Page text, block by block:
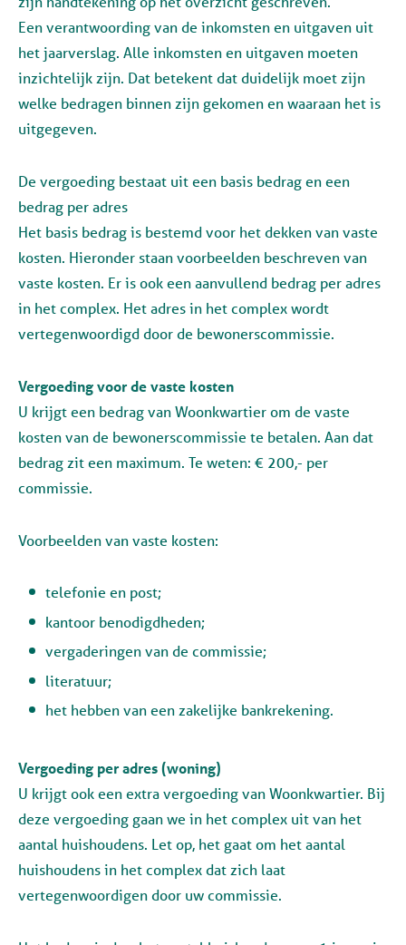
Een verantwoording van de inkomsten en uitgaven uit
het jaarverslag. Alle inkomsten en uitgaven moeten
inzichtelijk zijn. Dat betekent dat duidelijk moet zijn
welke bedragen binnen zijn gekomen en waaraan het is
uitgegeven.
De vergoeding bestaat uit een basis bedrag en een
bedrag per adres
Het basis bedrag is bestemd voor het dekken van vaste
kosten. Hieronder staan voorbeelden beschreven van
vaste kosten. Er is ook een aanvullend bedrag per adres
in het complex. Het adres in het complex wordt
vertegenwoordigd door de bewonerscommissie.
Vergoeding voor de vaste kosten
U krijgt een bedrag van Woonkwartier om de vaste
kosten van de bewonerscommissie te betalen. Aan dat
bedrag zit een maximum. Te weten: € 200,- per
commissie.
Voorbeelden van vaste kosten:
telefonie en post;
kantoor benodigdheden;
vergaderingen van de commissie;
literatuur;
het hebben van een zakelijke bankrekening.
Vergoeding per adres (woning)
U krijgt ook een extra vergoeding van Woonkwartier. Bij
deze vergoeding gaan we in het complex uit van het
aantal huishoudens. Let op, het gaat om het aantal
huishoudens in het complex dat zich laat
vertegenwoordigen door uw commissie.